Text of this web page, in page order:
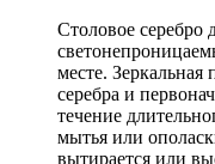
Столовое серебро
месте. Зеркальная
серебра и
течение
мытья или
вытирается или